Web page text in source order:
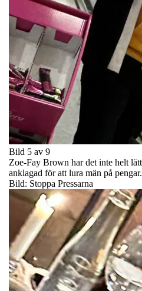
Bild 5 av 9
Zoe-Fay Brown har det inte helt
anklagad för att lura män på pengar.
Bild: Stoppa Pressarna